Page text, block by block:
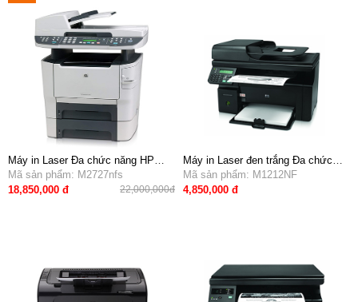
Máy in Laser Đa chức năng HP
M2727nfs (in mạng, copy, scan,
fax, đóng gáy)
Mã sản phẩm: M2727nfs
18,850,000 đ
22,000,000đ
Máy in Laser đen trắng Đa chức
năng HP M1212NF (in mạng,
scaner, photo, copy, fax)
Mã sản phẩm: M1212NF
4,850,000 đ